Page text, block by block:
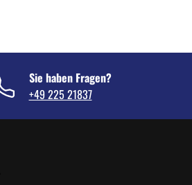
Sie haben Fragen?
+49 225 21837